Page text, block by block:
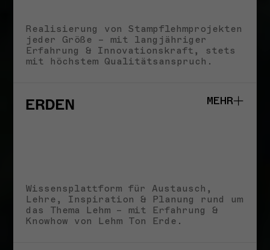
MARTIN RAUCH,
MENSCHEN & KULTUR
vom Handwerk zur
Baukunst
LEHM TON ERDE
Neue Maschinen und
Werkzeuge im
NEUIGKEITEN
Realisierung von Stampflehmprojekten
jeder Größe – mit langjähriger
Erfahrung & Innovationskraft, stets
mit höchstem Qualitätsanspruch.
MEHR
Schule
Impact
Storys
Impressum
Wissensplattform für Austausch,
Lehre, Inspiration & Planung rund um
das Thema Lehm – mit Erfahrung &
Knowhow von Lehm Ton Erde.